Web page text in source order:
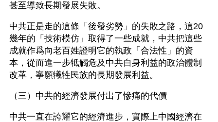
甚至導致長期發展失敗。
中共正是走的這條「後發劣勢」的失敗之路，這20
幾年的「技術模仿」取得了一些成就，中共把這些
成就作爲向老百姓證明它的執政「合法性」的資
本，從而進一步牴觸危及中共自身利益的政治體制
改革，寧願犧牲民族的長期發展利益。
（三）中共的經濟發展付出了慘痛的代價
中共一直在誇耀它的經濟進步，實際上中國經濟在